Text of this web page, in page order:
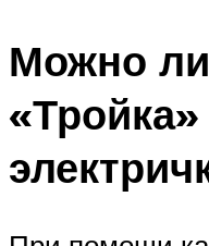
Можно ли